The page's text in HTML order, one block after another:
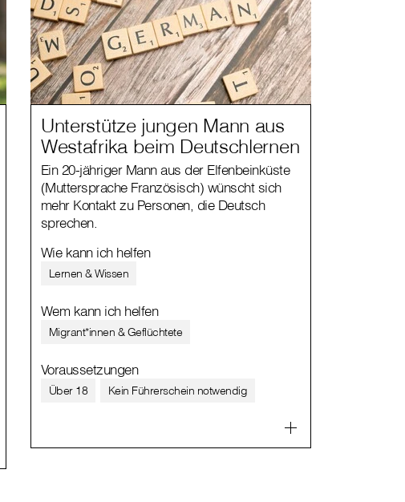
Unterstütze jungen Mann aus
Westafrika beim Deutschlernen
Ein 20-jähriger Mann aus der Elfenbeinküste
(Muttersprache Französisch) wünscht sich
mehr Kontakt zu Personen, die Deutsch
sprechen.
Wie kann ich helfen
Lernen & Wissen
Wem kann ich helfen
Migrant*innen & Geflüchtete
Voraussetzungen
Über 18 Kein Führerschein notwendig